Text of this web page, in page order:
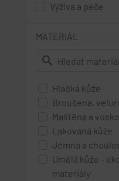
Výživa a péče
MATERIÁL
search
Hladká kůže
Broušená,
Maštěná a
Lakovaná kůže
Jemná a
Umělá kůže -
materiály